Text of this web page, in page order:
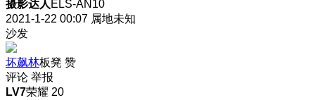
摄影达人 ELS-AN10
2021-1-22 00:07 属地未知
沙发
坏飙林板凳 赞
评论 举报
LV7荣耀 20